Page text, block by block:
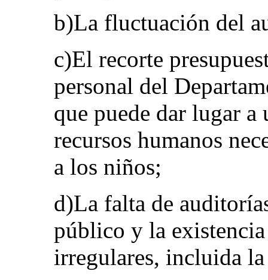
b)La fluctuación del
c)El recorte
personal del
que puede dar lugar
recursos humanos
a los niños;
d)La falta de
público y la
irregulares, incluida